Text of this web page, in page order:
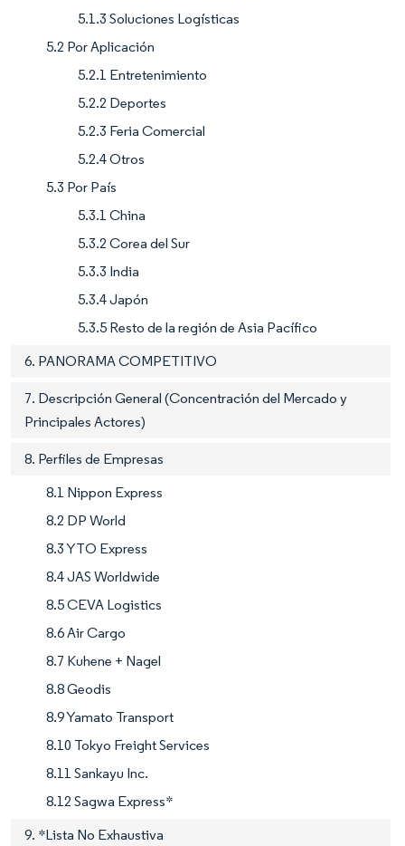
5.1.3 Soluciones Logísticas
5.2 Por Aplicación
5.2.1 Entretenimiento
5.2.2 Deportes
5.2.3 Feria Comercial
5.2.4 Otros
5.3 Por País
5.3.1 China
5.3.2 Corea del Sur
5.3.3 India
5.3.4 Japón
5.3.5 Resto de la región de Asia Pacífico
6. PANORAMA COMPETITIVO
7. Descripción General (Concentración del Mercado y
Principales Actores)
8. Perfiles de Empresas
8.1 Nippon Express
8.2 DP World
8.3 YTO Express
8.4 JAS Worldwide
8.5 CEVA Logistics
8.6 Air Cargo
8.7 Kuhene + Nagel
8.8 Geodis
8.9 Yamato Transport
8.10 Tokyo Freight Services
8.11 Sankayu Inc.
8.12 Sagwa Express*
9. *Lista No Exhaustiva